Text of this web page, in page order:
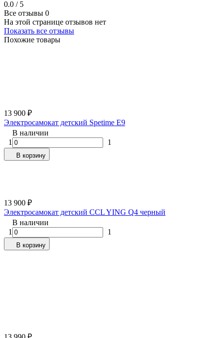
0.0 / 5
Все отзывы 0
На этой странице отзывов нет
Показать все отзывы
Похожие товары
13 900 ₽
Электросамокат детский Spetime E9
В наличии
1
1
В корзину
13 900 ₽
Электросамокат детский CCL YING Q4 черный
В наличии
1
1
В корзину